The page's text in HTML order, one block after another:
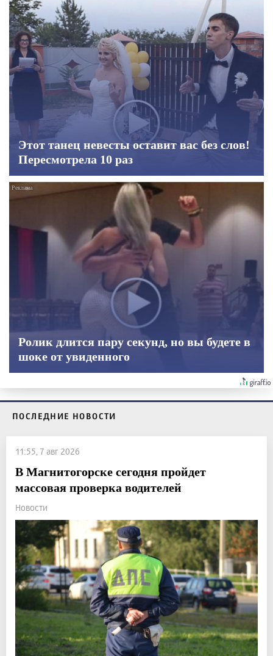
Этот танец невесты оставит вас без слов!
Пересмотрела 10 раз
Ролик длится пару секунд, но вы будете в
шоке от увиденного
ПОСЛЕДНИЕ НОВОСТИ
11:55, 7 авг 2026
В Магнитогорске сегодня пройдет
массовая проверка водителей
Новости